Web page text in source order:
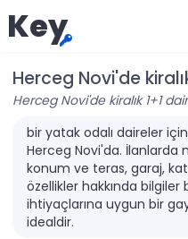
Key
Herceg Novi'de
Herceg Novi'de kiralık 1+1
bir yatak odalı daireler için
Herceg Novi'da. İlanlarda
konum ve teras, garaj,
özellikler hakkında
ihtiyaçlarına uygun bir
idealdir.